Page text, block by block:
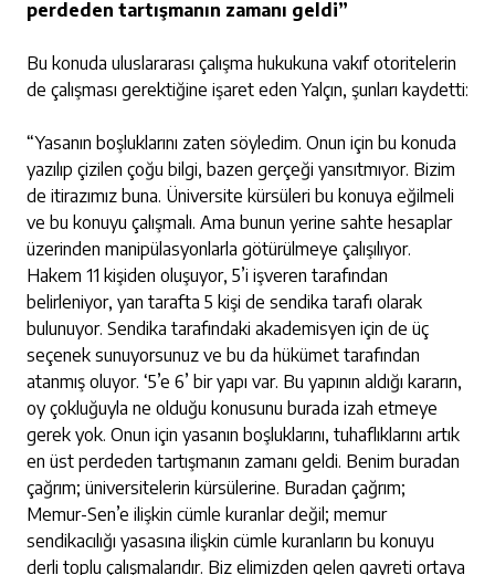
perdeden tartışmanın zamanı geldi”
Bu konuda uluslararası çalışma hukukuna vakıf otoritelerin
de çalışması gerektiğine işaret eden Yalçın, şunları kaydetti:
“Yasanın boşluklarını zaten söyledim. Onun için bu konuda
yazılıp çizilen çoğu bilgi, bazen gerçeği yansıtmıyor. Bizim
de itirazımız buna. Üniversite kürsüleri bu konuya eğilmeli
ve bu konuyu çalışmalı. Ama bunun yerine sahte hesaplar
üzerinden manipülasyonlarla götürülmeye çalışılıyor.
Hakem 11 kişiden oluşuyor, 5’i işveren tarafından
belirleniyor, yan tarafta 5 kişi de sendika tarafı olarak
bulunuyor. Sendika tarafındaki akademisyen için de üç
seçenek sunuyorsunuz ve bu da hükümet tarafından
atanmış oluyor. ‘5’e 6’ bir yapı var. Bu yapının aldığı kararın,
oy çokluğuyla ne olduğu konusunu burada izah etmeye
gerek yok. Onun için yasanın boşluklarını, tuhaflıklarını artık
en üst perdeden tartışmanın zamanı geldi. Benim buradan
çağrım; üniversitelerin kürsülerine. Buradan çağrım;
Memur-Sen’e ilişkin cümle kuranlar değil; memur
sendikacılığı yasasına ilişkin cümle kuranların bu konuyu
derli toplu çalışmalarıdır. Biz elimizden gelen gayreti ortaya